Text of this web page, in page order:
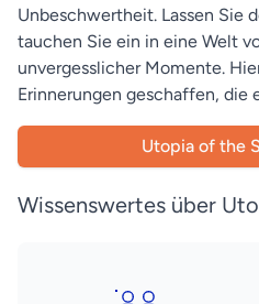
Unbeschwertheit. Lassen Sie
tauchen Sie ein in eine Welt
unvergesslicher Momente.
Erinnerungen geschaffen, die
Utopia of the
Wissenswertes über